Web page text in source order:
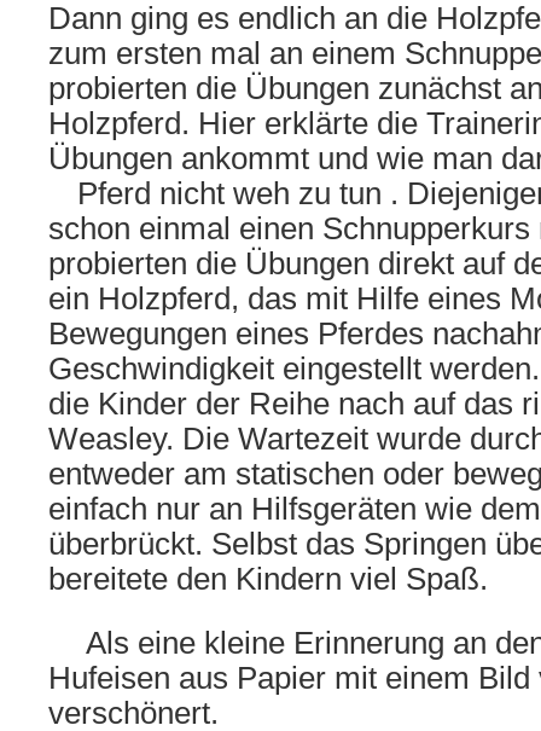
Dann ging es endlich an die
zum ersten mal an einem
probierten die Übungen zunächst
Holzpferd. Hier erklärte die
Übungen ankommt und wie man
Pferd nicht weh zu tun .
schon einmal einen
probierten die Übungen direkt auf
ein Holzpferd, das mit Hilfe eines
Bewegungen eines Pferdes
Geschwindigkeit eingestellt
die Kinder der Reihe nach auf das
Weasley. Die Wartezeit wurde
entweder am statischen oder
einfach nur an Hilfsgeräten wie
überbrückt. Selbst das Springen
bereitete den Kindern viel Spaß.
Als eine kleine Erinnerung an
Hufeisen aus Papier mit einem
verschönert.